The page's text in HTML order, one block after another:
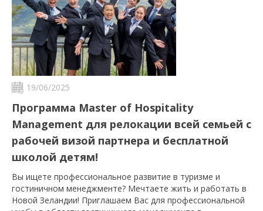
19/06/2025
Программа Master of Hospitality
Management для релокации всей семьей с
рабочей визой партнера и бесплатной
школой детям!
Вы ищете профессиональное развитие в туризме и
гостиничном менеджменте? Мечтаете жить и работать в
Новой Зеландии! Приглашаем Вас для профессиональной